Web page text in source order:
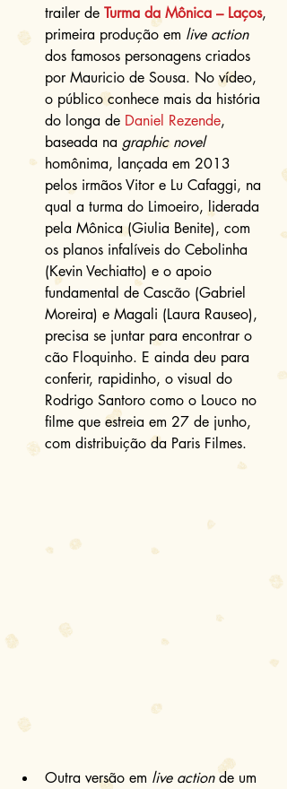
trailer de Turma da Mônica – Laços,
primeira produção em live action
dos famosos personagens criados
por Mauricio de Sousa. No vídeo,
o público conhece mais da história
do longa de Daniel Rezende,
baseada na graphic novel
homônima, lançada em 2013
pelos irmãos Vitor e Lu Cafaggi, na
qual a turma do Limoeiro, liderada
pela Mônica (Giulia Benite), com
os planos infalíveis do Cebolinha
(Kevin Vechiatto) e o apoio
fundamental de Cascão (Gabriel
Moreira) e Magali (Laura Rauseo),
precisa se juntar para encontrar o
cão Floquinho. E ainda deu para
conferir, rapidinho, o visual do
Rodrigo Santoro como o Louco no
filme que estreia em 27 de junho,
com distribuição da Paris Filmes.
Outra versão em live action de um